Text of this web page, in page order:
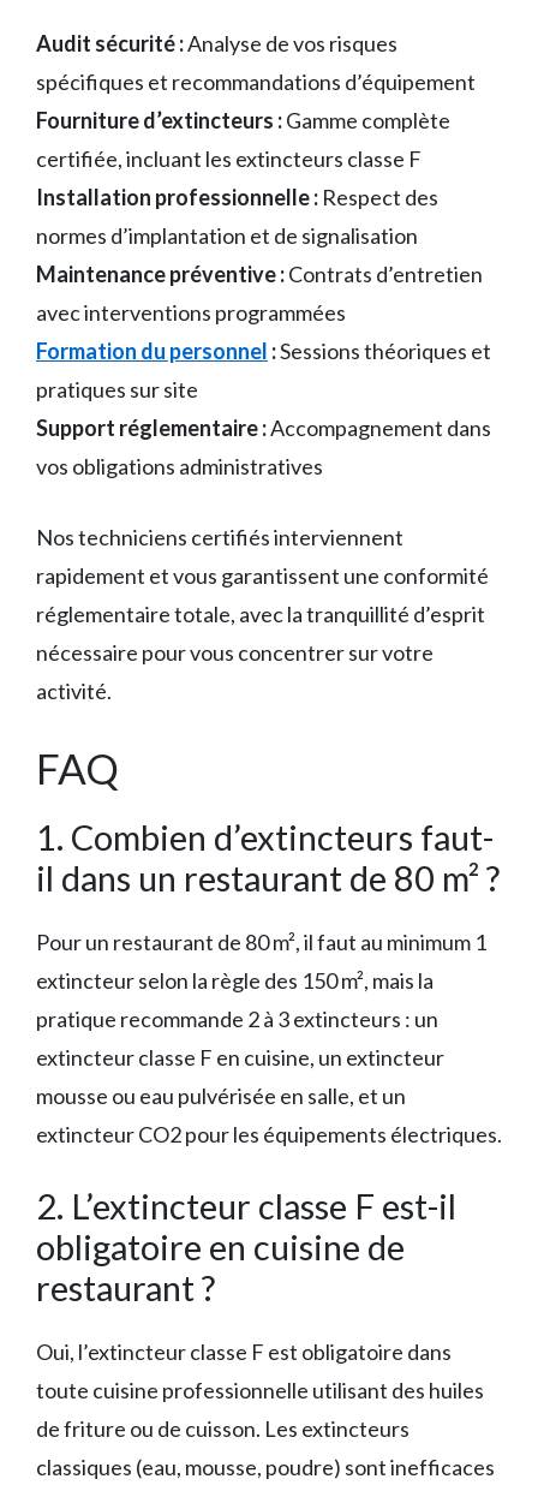
Audit sécurité :Analyse de vos risques
spécifiques et recommandations d’équipement
Fourniture d’extincteurs :Gamme complète
certifiée, incluant les extincteurs classe F
Installation professionnelle : Respect des
normes d’implantation et de signalisation
Maintenance préventive :Contrats d’entretien
avec interventions programmées
Formation du personnel :Sessions théoriques et
pratiques sur site
Support réglementaire :Accompagnement dans
vos obligations administratives
Nos techniciens certifiés interviennent
rapidement et vous garantissent une conformité
réglementaire totale, avec la tranquillité d’esprit
nécessaire pour vous concentrer sur votre
activité.
FAQ
1. Combien d’extincteurs faut-
il dans un restaurant de 80 m² ?
Pour un restaurant de 80 m², il faut au minimum 1
extincteur selon la règle des 150 m², mais la
pratique recommande 2 à 3 extincteurs : un
extincteur classe F en cuisine, un extincteur
mousse ou eau pulvérisée en salle, et un
extincteur CO2 pour les équipements électriques.
2. L’extincteur classe F est-il
obligatoire en cuisine de
restaurant ?
Oui, l’extincteur classe F est obligatoire dans
toute cuisine professionnelle utilisant des huiles
de friture ou de cuisson. Les extincteurs
classiques (eau, mousse, poudre) sont inefficaces